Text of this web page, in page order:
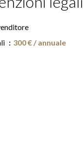
300 € / annuale